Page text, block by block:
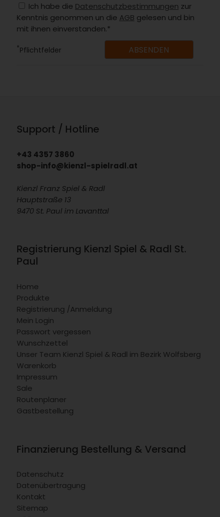
Ich habe die Datenschutzbestimmungen zur
Kenntnis genommen un die AGB gelesen und bin
mit ihnen einverstanden.*
*Pflichtfelder
Support / Hotline
+43 4357 3860
shop-info@kienzl-spielradl.at
Kienzl Franz Spiel & Radl
Hauptstraße 13
9470 St. Paul im Lavanttal
Registrierung Kienzl Spiel & Radl St.
Paul
Home
Produkte
Registrierung /Anmeldung
Mein Login
Passwort vergessen
Wunschzettel
Unser Team Kienzl Spiel & Radl im Bezirk Wolfsberg
Warenkorb
Impressum
Sale
Routenplaner
Gastbestellung
Finanzierung Bestellung & Versand
Datenschutz
Datenübertragung
Kontakt
Sitemap